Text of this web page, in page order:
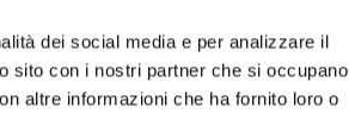
dei social media e per analizzare il
sito con i nostri partner che si occupano
altre informazioni che ha fornito loro o
LAZIO PD